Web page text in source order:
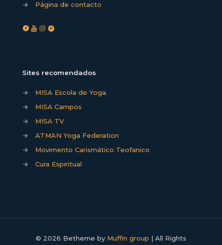
→
Página de contacto
Sites recomendados
→
MISA Escola de Yoga
→
MISA Campos
→
MISA TV
→
ATMAN Yoga Federation
→
Movimento Carismático Teofanico
→
Cura Espiritual
© 2026 Betheme by Muffin group | All Rights